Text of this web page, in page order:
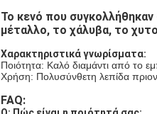
Το κενό που συγκολλήθηκαν
μέταλλο, το χάλυβα, το
Χαρακτηριστικά γνωρίσματα:
Ποιότητα: Καλό διαμάντι από το
Χρήση: Πολυσύνθετη λεπίδα
FAQ: